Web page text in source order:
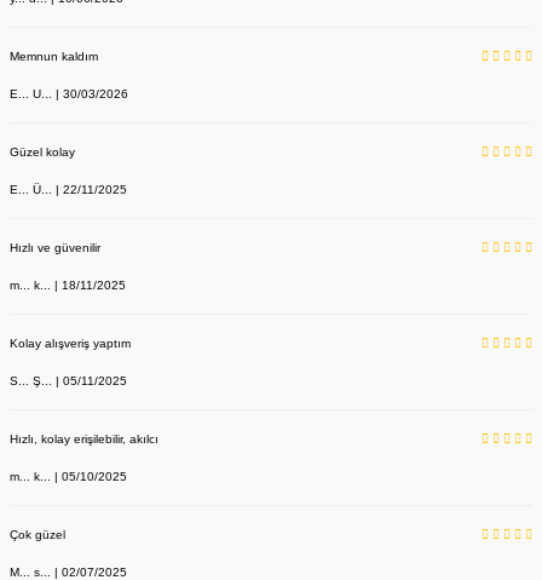
Memnun kaldım
E... U... | 30/03/2026
Güzel kolay
E... Ü... | 22/11/2025
Hızlı ve güvenilir
m... k... | 18/11/2025
Kolay alışveriş yaptım
S... Ş... | 05/11/2025
Hızlı, kolay erişilebilir, akılcı
m... k... | 05/10/2025
Çok güzel
M... s... | 02/07/2025